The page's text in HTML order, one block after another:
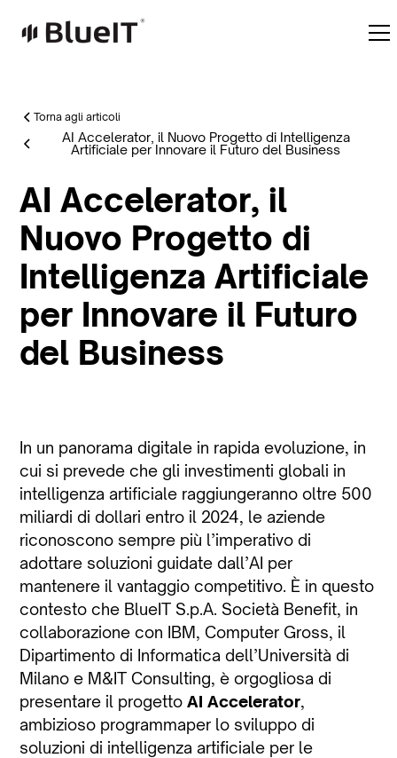
Torna agli articoli
AI Accelerator, il Nuovo Progetto di Intelligenza
Artificiale per Innovare il Futuro del Business
AI Accelerator, il
Nuovo Progetto di
Intelligenza Artificiale
per Innovare il Futuro
del Business
In un panorama digitale in rapida evoluzione, in
cui si prevede che gli investimenti globali in
intelligenza artificiale raggiungeranno oltre 500
miliardi di dollari entro il 2024, le aziende
riconoscono sempre più l’imperativo di
adottare soluzioni guidate dall’AI per
mantenere il vantaggio competitivo. È in questo
contesto che BlueIT S.p.A. Società Benefit, in
collaborazione con IBM, Computer Gross, il
Dipartimento di Informatica dell’Università di
Milano e M&IT Consulting, è orgogliosa di
presentare il progettoAI Accelerator,
ambizioso programmaper lo sviluppo di
soluzioni di intelligenza artificiale per le